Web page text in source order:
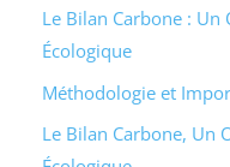
Le Bilan Carbone :
Écologique
Méthodologie et
Le Bilan Carbone, Un